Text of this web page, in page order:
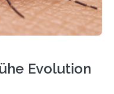
Evolution